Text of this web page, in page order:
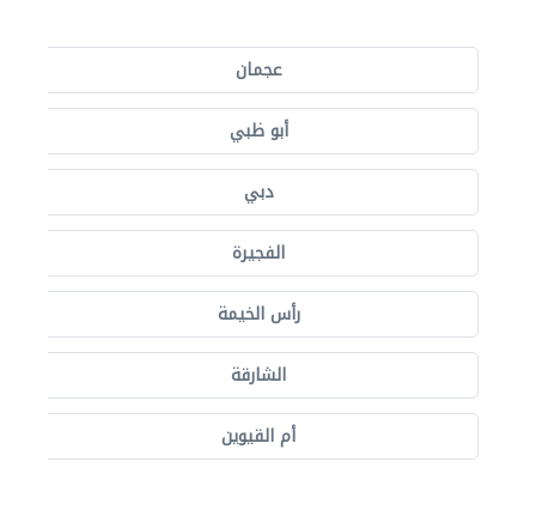
عجمان
أبو ظبي
دبي
الفجيرة
رأس الخيمة
الشارقة
أم القيوين